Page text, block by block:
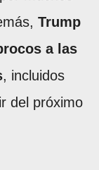
Trump
a las
, incluidos
del próximo